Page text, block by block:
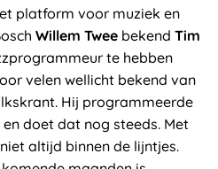
platform voor muziek en
Willem Twee bekend Tim
te hebben
velen wellicht bekend van
Hij programmeerde
doet dat nog steeds. Met
altijd binnen de lijntjes.